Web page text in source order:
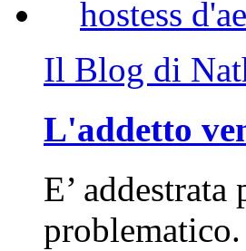
Il Blog di
L'addetto
E’